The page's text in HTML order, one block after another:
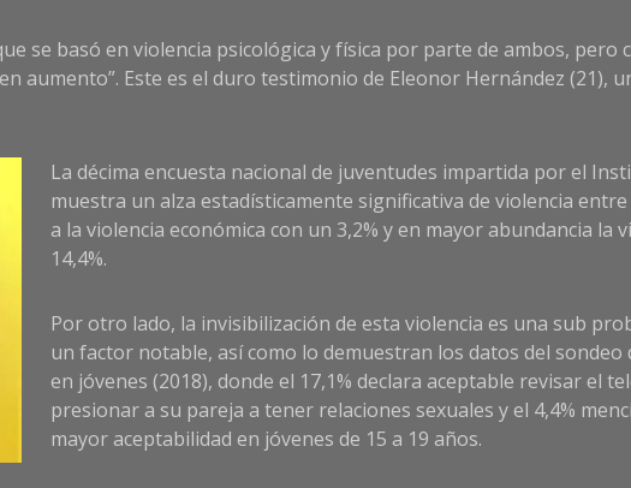
se basó en violencia psicológica y física por parte de ambos,
aumento”. Este es el duro testimonio de Eleonor Hernández (21),
La décima encuesta nacional de juventudes impartida por el
muestra un alza estadísticamente significativa de violencia
a la violencia económica con un 3,2% y en mayor abundancia la
14,4%.
Por otro lado, la invisibilización de esta violencia es una sub
un factor notable, así como lo demuestran los datos del
en jóvenes (2018), donde el 17,1% declara aceptable revisar el
presionar a su pareja a tener relaciones sexuales y el 4,4%
mayor aceptabilidad en jóvenes de 15 a 19 años.